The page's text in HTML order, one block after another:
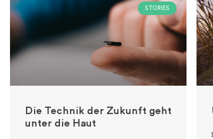
STORIES
Die Technik der Zukunft geht
unter die Haut